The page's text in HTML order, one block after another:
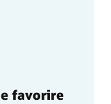
favorire